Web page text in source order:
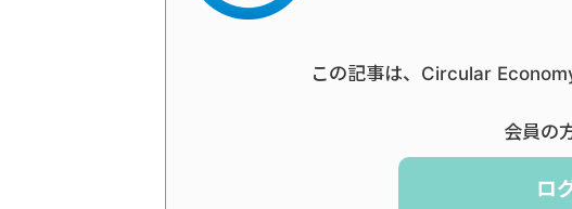
この記事は、Circular
会員の
ロ